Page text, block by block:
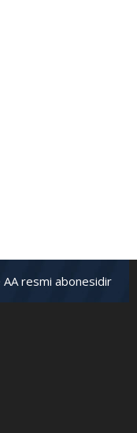
resmi abonesidir